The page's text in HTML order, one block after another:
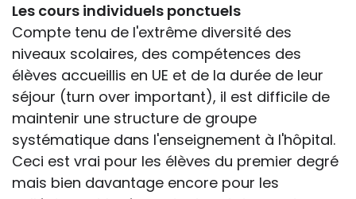
Les cours individuels ponctuels
Compte tenu de l'extrême diversité des
niveaux scolaires, des compétences des
élèves accueillis en UE et de la durée de leur
séjour (turn over important), il est difficile de
maintenir une structure de groupe
systématique dans l'enseignement à l'hôpital.
Ceci est vrai pour les élèves du premier degré
mais bien davantage encore pour les